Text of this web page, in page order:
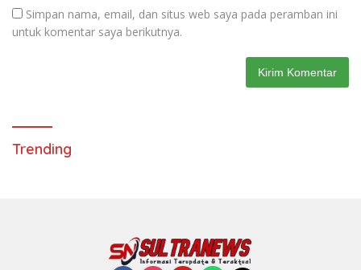
Simpan nama, email, dan situs web saya pada peramban ini
untuk komentar saya berikutnya.
Trending